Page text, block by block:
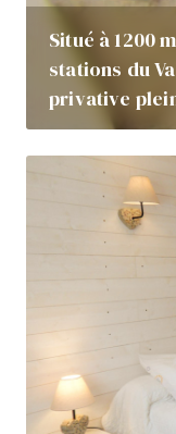
Situé à 1200
stations du
privative